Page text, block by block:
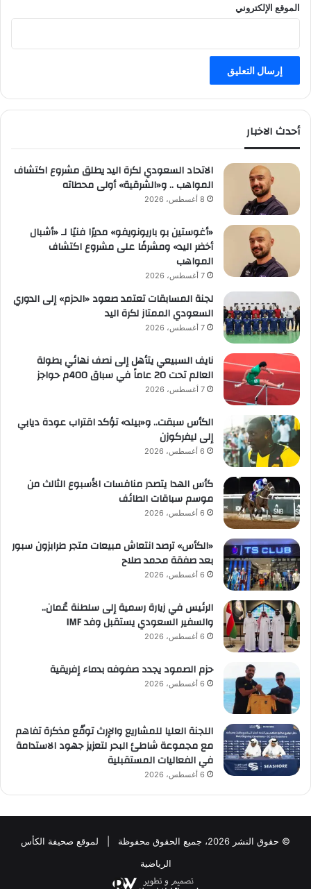
الموقع الإلكتروني
أحدث الاخبار
الاتحاد السعودي لكرة اليد يطلق مشروع اكتشاف
المواهب .. و«الشرقية» أولى محطاته
8 أغسطس، 2026
«أغوستين بو باريونويفو» مديرًا فنيًا لـ «أشبال
أخضر اليد» ومشرفًا على مشروع اكتشاف
المواهب
7 أغسطس، 2026
لجنة المسابقات تعتمد صعود «الحزم» إلى الدوري
السعودي الممتاز لكرة اليد
7 أغسطس، 2026
نايف السبيعي يتأهل إلى نصف نهائي بطولة
العالم تحت 20 عاماً في سباق 400م حواجز
7 أغسطس، 2026
الكأس سبقت.. و«بيلد» تؤكد اقتراب عودة ديابي
إلى ليفركوزن
6 أغسطس، 2026
كأس الهدا يتصدر منافسات الأسبوع الثالث من
موسم سباقات الطائف
6 أغسطس، 2026
«الكأس» ترصد انتعاش مبيعات متجر طرابزون سبور
بعد صفقة محمد صلاح
6 أغسطس، 2026
الرئيس في زيارة رسمية إلى سلطنة عُمان..
والسفير السعودي يستقبل وفد IMF
6 أغسطس، 2026
حزم الصمود يجدد صفوفه بدماء إفريقية
6 أغسطس، 2026
اللجنة العليا للمشاريع والإرث توقّع مذكرة تفاهم
مع مجموعة شاطئ البحر لتعزيز جهود الاستدامة
في الفعاليات المستقبلية
6 أغسطس، 2026
© حقوق النشر 2026، جميع الحقوق محفوظة | لموقع صحيفة الكأس
الرياضية